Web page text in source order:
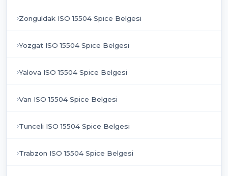
Zonguldak ISO 15504 Spice Belgesi
Yozgat ISO 15504 Spice Belgesi
Yalova ISO 15504 Spice Belgesi
Van ISO 15504 Spice Belgesi
Tunceli ISO 15504 Spice Belgesi
Trabzon ISO 15504 Spice Belgesi